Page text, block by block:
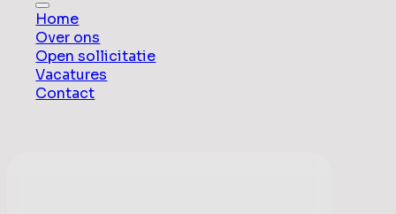
Home
Over ons
Open sollicitatie
Vacatures
Contact